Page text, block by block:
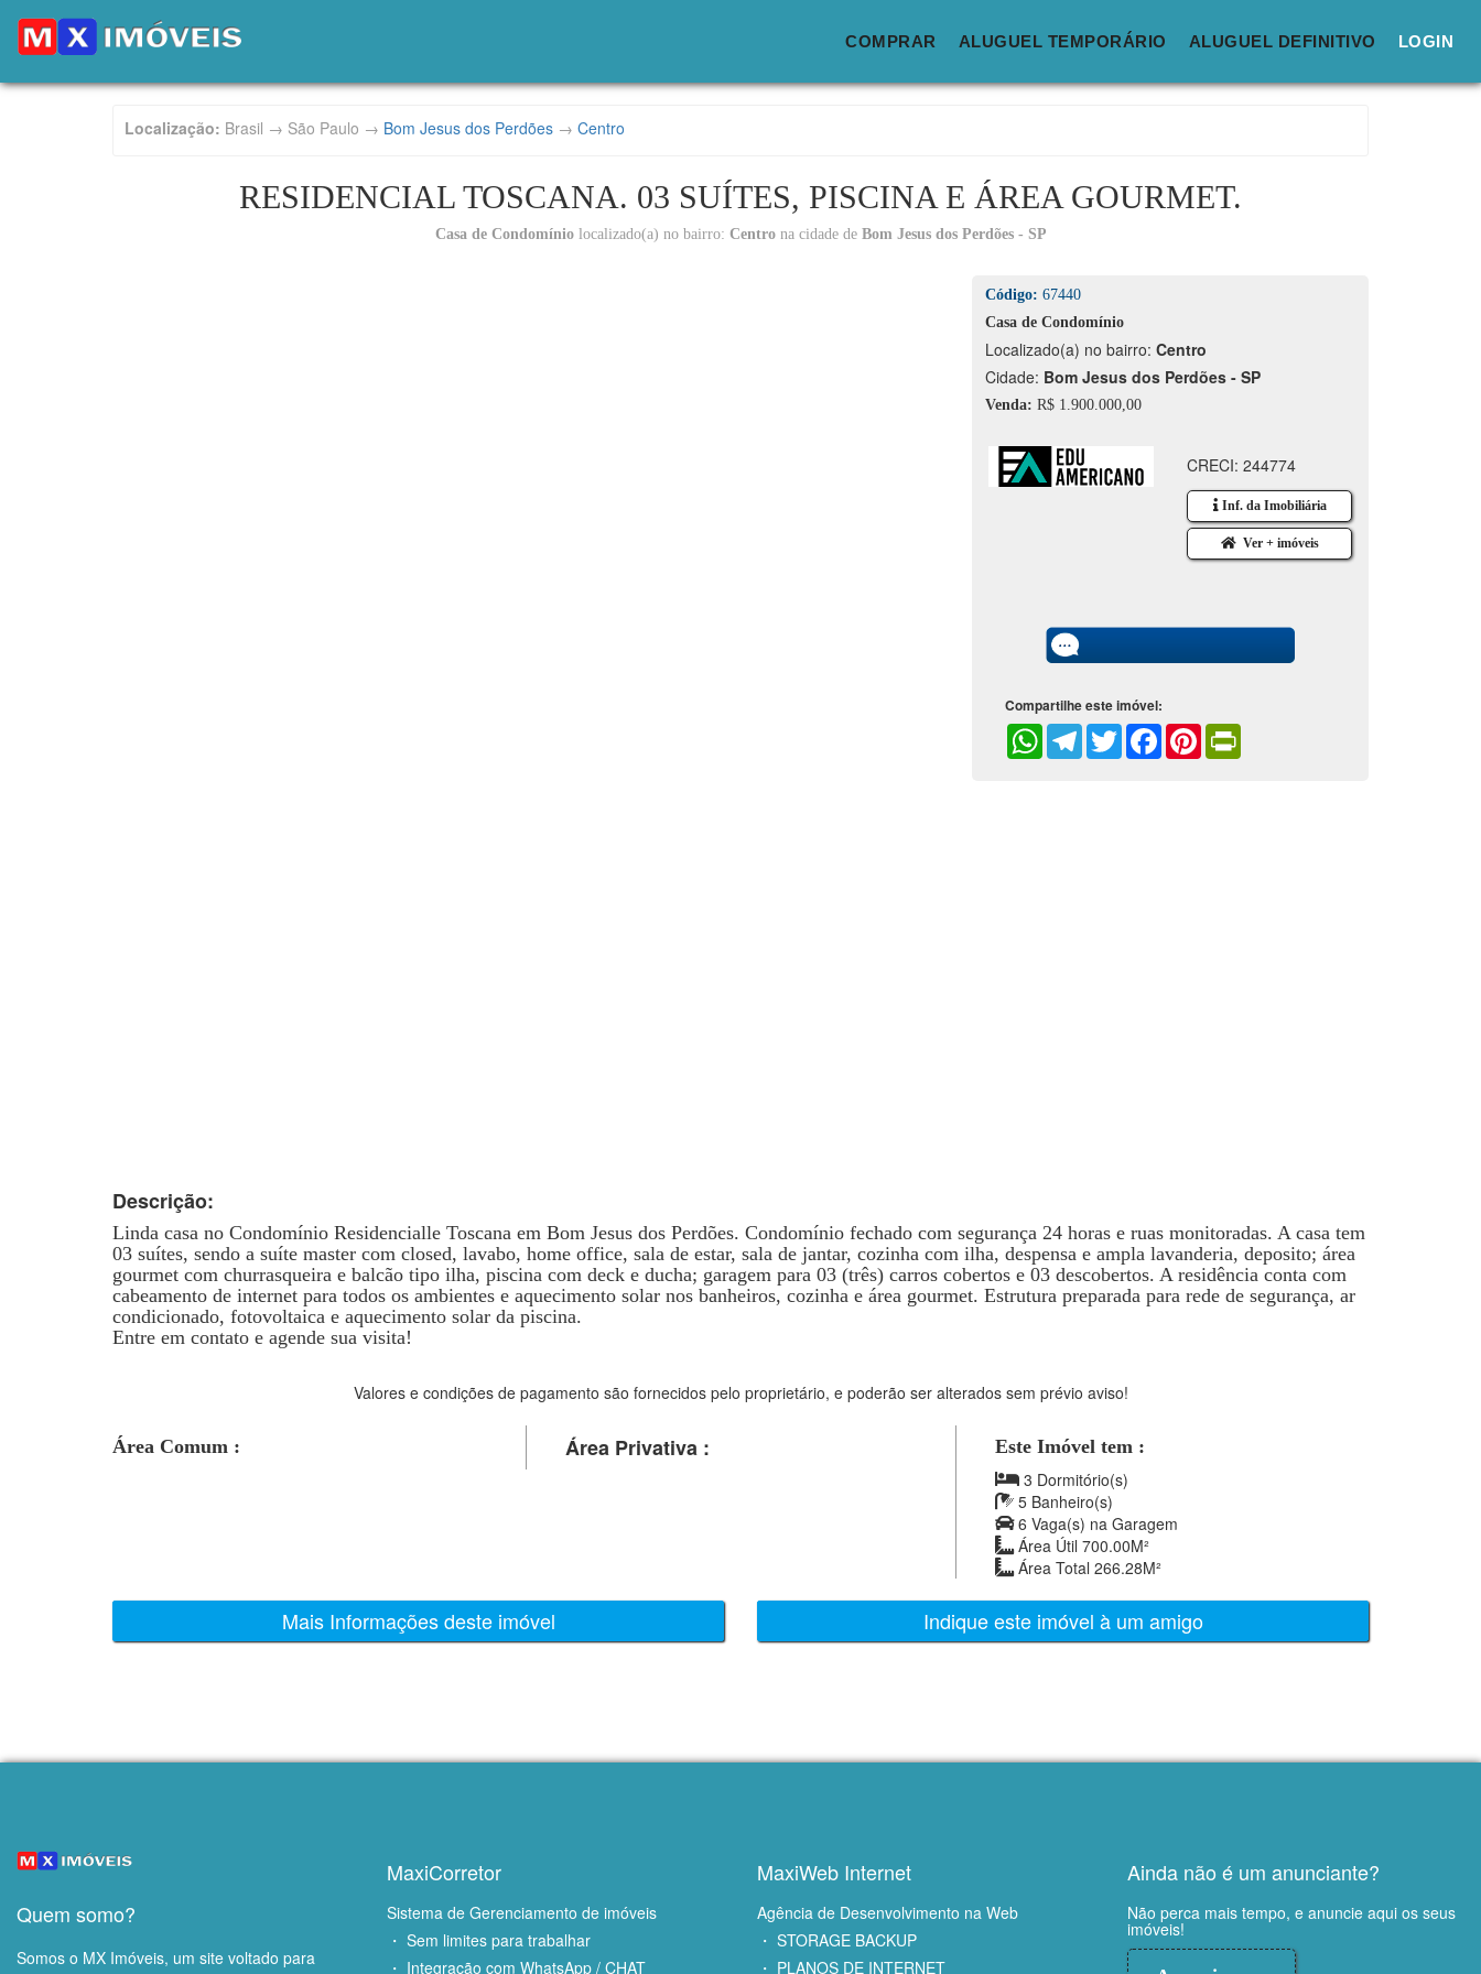
COMPRAR ALUGUEL TEMPORÁRIO ALUGUEL DEFINITIVO LOGIN
Localização: Brasil → São Paulo → Bom Jesus dos Perdões → Centro
RESIDENCIAL TOSCANA. 03 SUÍTES, PISCINA E ÁREA GOURMET.
Casa de Condomíniolocalizado(a) no bairro: Centrona cidade de Bom Jesus dos Perdões - SP
Código: 67440
Casa de Condomínio
Localizado(a) no bairro: Centro
Cidade: Bom Jesus dos Perdões - SP
Venda: R$ 1.900.000,00
CRECI: 244774
Inf. da Imobiliária
Ver + imóveis
Compartilhe este imóvel:
WhatsAppTelegramTwitterFacebookPinterest
Descrição:
Linda casa no Condomínio Residencialle Toscana em Bom Jesus dos Perdões. Condomínio fechado com segurança 24 horas e ruas monitoradas. A casa tem
03 suítes, sendo a suíte master com closed, lavabo, home office, sala de estar, sala de jantar, cozinha com ilha, despensa e ampla lavanderia, deposito; área
gourmet com churrasqueira e balcão tipo ilha, piscina com deck e ducha; garagem para 03 (três) carros cobertos e 03 descobertos. A residência conta com
cabeamento de internet para todos os ambientes e aquecimento solar nos banheiros, cozinha e área gourmet. Estrutura preparada para rede de segurança, ar
condicionado, fotovoltaica e aquecimento solar da piscina.
Entre em contato e agende sua visita!
Valores e condições de pagamento são fornecidos pelo proprietário, e poderão ser alterados sem prévio aviso!
Área Comum : Área Privativa :
Este Imóvel tem :
3 Dormitório(s)
5 Banheiro(s)
6 Vaga(s) na Garagem
Área Útil 700.00M²
Área Total 266.28M²
Mais Informações deste imóvel Indique este imóvel à um amigo
Quem somo?
Somos o MX Imóveis, um site voltado para
MaxiCorretor
Sistema de Gerenciamento de imóveis
・ Sem limites para trabalhar
・ Integração com WhatsApp / CHAT
MaxiWeb Internet
Agência de Desenvolvimento na Web
・ STORAGE BACKUP
・ PLANOS DE INTERNET
Ainda não é um anunciante?
Não perca mais tempo, e anuncie aqui os seus
imóveis!